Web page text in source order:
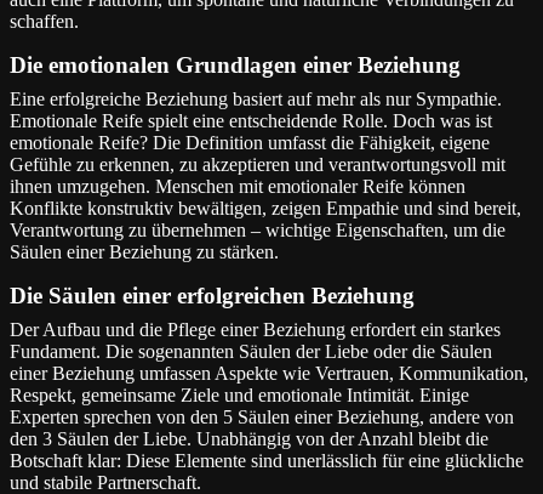
schaffen.
Die emotionalen Grundlagen einer Beziehung
Eine erfolgreiche Beziehung basiert auf mehr als nur Sympathie.
Emotionale Reife spielt eine entscheidende Rolle. Doch was ist
emotionale Reife? Die Definition umfasst die Fähigkeit, eigene
Gefühle zu erkennen, zu akzeptieren und verantwortungsvoll mit
ihnen umzugehen. Menschen mit emotionaler Reife können
Konflikte konstruktiv bewältigen, zeigen Empathie und sind bereit,
Verantwortung zu übernehmen – wichtige Eigenschaften, um die
Säulen einer Beziehung zu stärken.
Die Säulen einer erfolgreichen Beziehung
Der Aufbau und die Pflege einer Beziehung erfordert ein starkes
Fundament. Die sogenannten Säulen der Liebe oder die Säulen
einer Beziehung umfassen Aspekte wie Vertrauen, Kommunikation,
Respekt, gemeinsame Ziele und emotionale Intimität. Einige
Experten sprechen von den 5 Säulen einer Beziehung, andere von
den 3 Säulen der Liebe. Unabhängig von der Anzahl bleibt die
Botschaft klar: Diese Elemente sind unerlässlich für eine glückliche
und stabile Partnerschaft.